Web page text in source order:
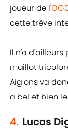
joueur de l'
cette trêve
Il n'a d'ailleurs
maillot
Aiglons va
a bel et bien
4. Lucas